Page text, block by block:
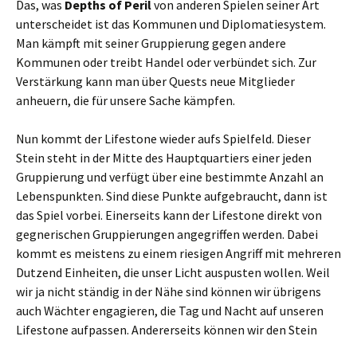
Das, was Depths of Perilvon anderen Spielen seiner Art
unterscheidet ist das Kommunen und Diplomatiesystem.
Man kämpft mit seiner Gruppierung gegen andere
Kommunen oder treibt Handel oder verbündet sich. Zur
Verstärkung kann man über Quests neue Mitglieder
anheuern, die für unsere Sache kämpfen.
Nun kommt der Lifestone wieder aufs Spielfeld. Dieser
Stein steht in der Mitte des Hauptquartiers einer jeden
Gruppierung und verfügt über eine bestimmte Anzahl an
Lebenspunkten. Sind diese Punkte aufgebraucht, dann ist
das Spiel vorbei. Einerseits kann der Lifestone direkt von
gegnerischen Gruppierungen angegriffen werden. Dabei
kommt es meistens zu einem riesigen Angriff mit mehreren
Dutzend Einheiten, die unser Licht auspusten wollen. Weil
wir ja nicht ständig in der Nähe sind können wir übrigens
auch Wächter engagieren, die Tag und Nacht auf unseren
Lifestone aufpassen. Andererseits können wir den Stein